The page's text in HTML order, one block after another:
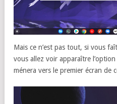
Mais ce n’est pas tout, si vous
vous allez voir apparaître
ménera vers le premier écran de